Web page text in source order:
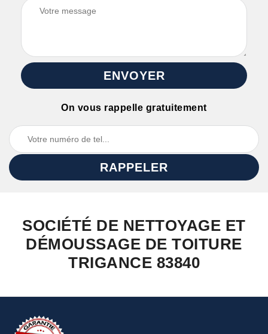
On vous rappelle gratuitement
SOCIÉTÉ DE NETTOYAGE ET
DÉMOUSSAGE DE TOITURE
TRIGANCE 83840